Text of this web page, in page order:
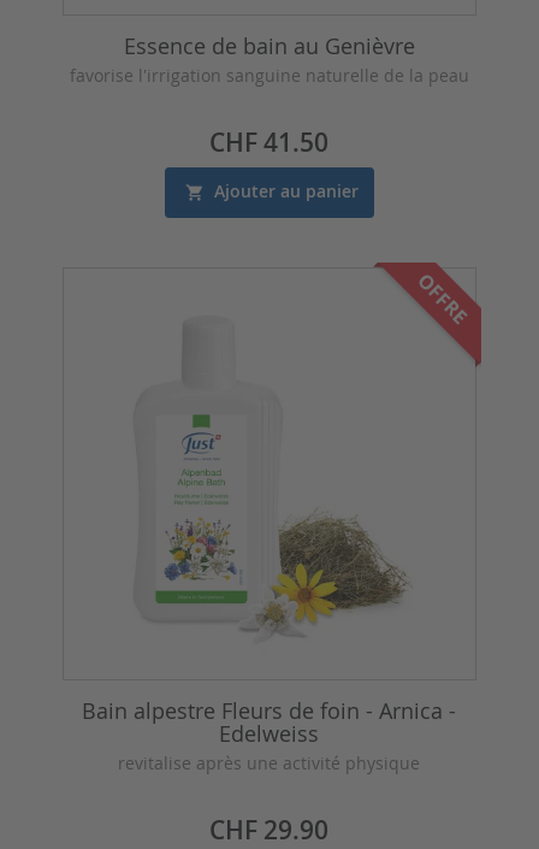
Essence de bain au Genièvre
favorise l'irrigation sanguine naturelle de la peau
Prix
CHF 41.50
Ajouter au panier
Bain alpestre Fleurs de foin - Arnica -
Edelweiss
revitalise après une activité physique
Prix
CHF 29.90
OFFRE